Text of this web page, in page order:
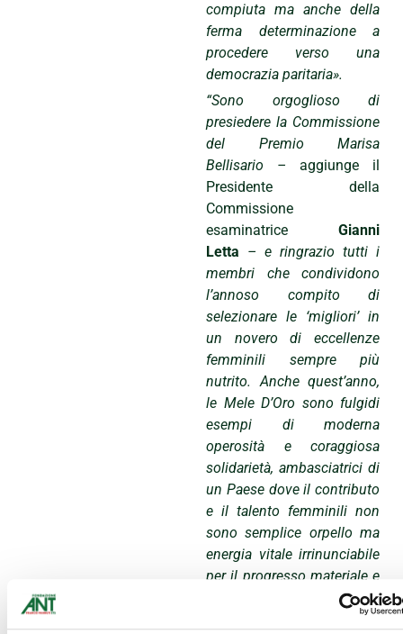
compiuta ma anche della
ferma determinazione a
procedere verso una
democrazia paritaria».
“Sono orgoglioso di
presiedere la Commissione
del Premio Marisa
Bellisario –aggiunge il
Presidente della
Commissione
esaminatrice Gianni
Letta – e ringrazio tutti i
membri che condividono
l’annoso compito di
selezionare le ‘migliori’ in
un novero di eccellenze
femminili sempre più
nutrito. Anche quest’anno,
le Mele D’Oro sono fulgidi
esempi di moderna
operosità e coraggiosa
solidarietà, ambasciatrici di
un Paese dove il contributo
e il talento femminili non
sono semplice orpello ma
energia vitale irrinunciabile
per il progresso materiale e